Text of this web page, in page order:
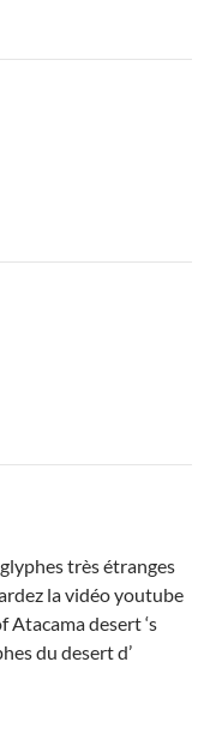
très étranges
la vidéo youtube
Atacama desert ‘s
du desert d’